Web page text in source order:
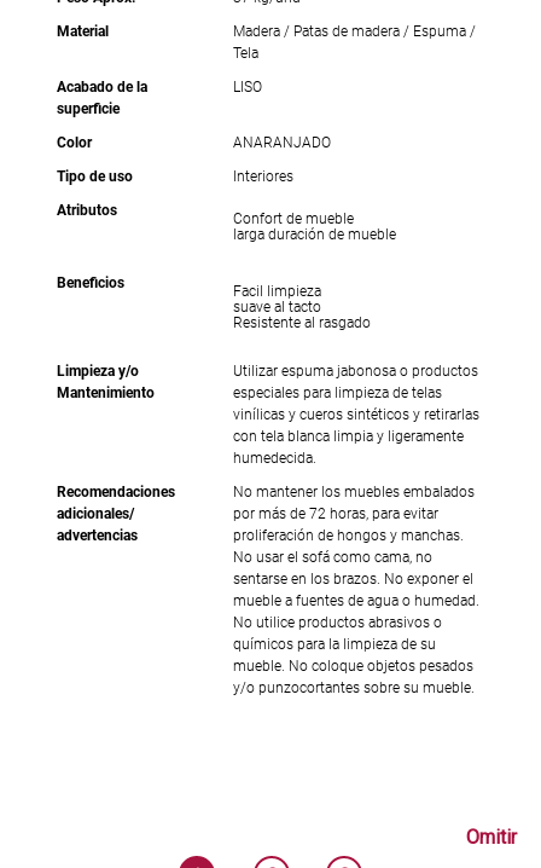
Material
Madera / Patas de madera / Espuma /
Tela
Acabado de la
superficie
LISO
Color
ANARANJADO
Tipo de uso
Interiores
Atributos
Confort de mueble
larga duración de mueble
Beneficios
Facil limpieza
suave al tacto
Resistente al rasgado
Limpieza y/o
Mantenimiento
Utilizar espuma jabonosa o productos
especiales para limpieza de telas
vinílicas y cueros sintéticos y retirarlas
con tela blanca limpia y ligeramente
humedecida.
Recomendaciones
adicionales/
advertencias
No mantener los muebles embalados
por más de 72 horas, para evitar
proliferación de hongos y manchas.
No usar el sofá como cama, no
sentarse en los brazos. No exponer el
mueble a fuentes de agua o humedad.
No utilice productos abrasivos o
químicos para la limpieza de su
mueble. No coloque objetos pesados
y/o punzocortantes sobre su mueble.